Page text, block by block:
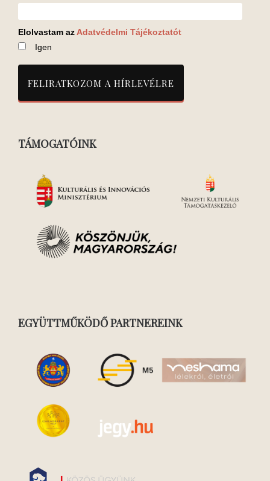
Elolvastam az Adatvédelmi Tájékoztatót
Igen
TÁMOGATÓINK
EGYÜTTMŰKÖDŐ PARTNEREINK